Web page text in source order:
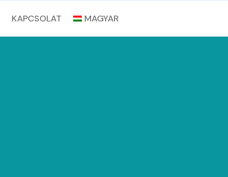
KAPCSOLAT MAGYAR